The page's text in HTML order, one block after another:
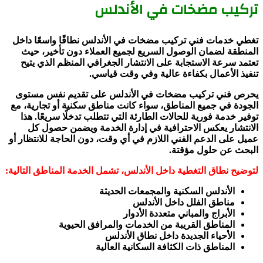
تركيب مضخات في الأندلس
تغطي خدمات فني تركيب مضخات في الأندلس نطاقًا واسعًا داخل
المنطقة لضمان الوصول السريع لجميع العملاء دون تأخير، حيث
تعتمد سرعة الاستجابة على الانتشار الجغرافي المنظم الذي يتيح
تنفيذ الأعمال بكفاءة عالية وفي وقت قياسي.
يحرص فني تركيب مضخات في الأندلس على تقديم نفس مستوى
الجودة في جميع المناطق، سواء كانت مناطق سكنية أو تجارية، مع
توفير خدمة فورية للحالات الطارئة التي تتطلب تدخلًا سريعًا. هذا
الانتشار يعكس الاحترافية في إدارة الخدمة ويضمن حصول كل
عميل على الدعم الفني اللازم في أي وقت، دون الحاجة للانتظار أو
البحث عن حلول مؤقتة.
لتوضيح نطاق التغطية داخل الأندلس، تشمل الخدمة المناطق التالية:
الأندلس السكنية والمجمعات الحديثة
مناطق الفلل داخل الأندلس
الأبراج والمباني متعددة الأدوار
المناطق القريبة من الخدمات والمرافق الحيوية
الأحياء الجديدة داخل نطاق الأندلس
المناطق ذات الكثافة السكانية العالية